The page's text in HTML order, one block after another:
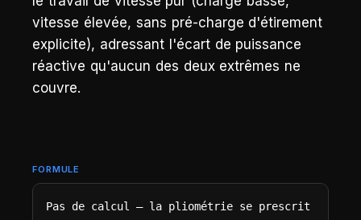
vitesse élevée, sans pré-charge d'étirement
explicite), adressant l'écart de puissance
réactive qu'aucun des deux extrêmes ne
couvre.
FORMULE
Pas de calcul — la pliométrie se prescrit